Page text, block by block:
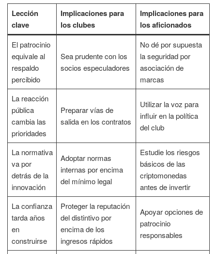
Lección
clave
Implicaciones para
los clubes
Implicaciones para
los aficionados
El patrocinio
equivale al
respaldo
percibido
Sea prudente con los
socios especuladores
No dé por supuesta
la seguridad por
asociación de
marcas
La reacción
pública
cambia las
prioridades
Preparar vías de
salida en los contratos
Utilizar la voz para
influir en la política
del club
La normativa
va por
detrás de la
innovación
Adoptar normas
internas por encima
del mínimo legal
Estudie los riesgos
básicos de las
criptomonedas
antes de invertir
La confianza
tarda años
en
construirse
Proteger la reputación
del distintivo por
encima de los
ingresos rápidos
Apoyar opciones de
patrocinio
responsables